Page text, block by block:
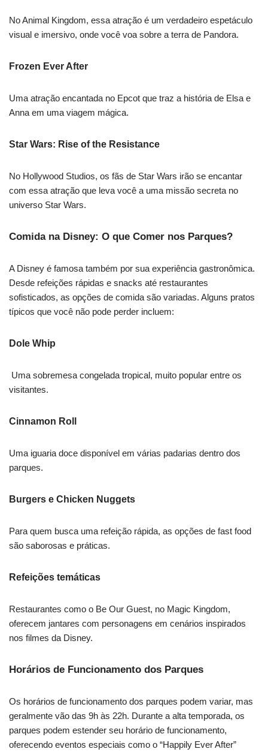
No Animal Kingdom, essa atração é um verdadeiro espetáculo
visual e imersivo, onde você voa sobre a terra de Pandora.
Frozen Ever After
Uma atração encantada no Epcot que traz a história de Elsa e
Anna em uma viagem mágica.
Star Wars: Rise of the Resistance
No Hollywood Studios, os fãs de Star Wars irão se encantar
com essa atração que leva você a uma missão secreta no
universo Star Wars.
Comida na Disney: O que Comer nos Parques?
A Disney é famosa também por sua experiência gastronômica.
Desde refeições rápidas e snacks até restaurantes
sofisticados, as opções de comida são variadas. Alguns pratos
típicos que você não pode perder incluem:
Dole Whip
Uma sobremesa congelada tropical, muito popular entre os
visitantes.
Cinnamon Roll
Uma iguaria doce disponível em várias padarias dentro dos
parques.
Burgers e Chicken Nuggets
Para quem busca uma refeição rápida, as opções de fast food
são saborosas e práticas.
Refeições temáticas
Restaurantes como o Be Our Guest, no Magic Kingdom,
oferecem jantares com personagens em cenários inspirados
nos filmes da Disney.
Horários de Funcionamento dos Parques
Os horários de funcionamento dos parques podem variar, mas
geralmente vão das 9h às 22h. Durante a alta temporada, os
parques podem estender seu horário de funcionamento,
oferecendo eventos especiais como o “Happily Ever After”